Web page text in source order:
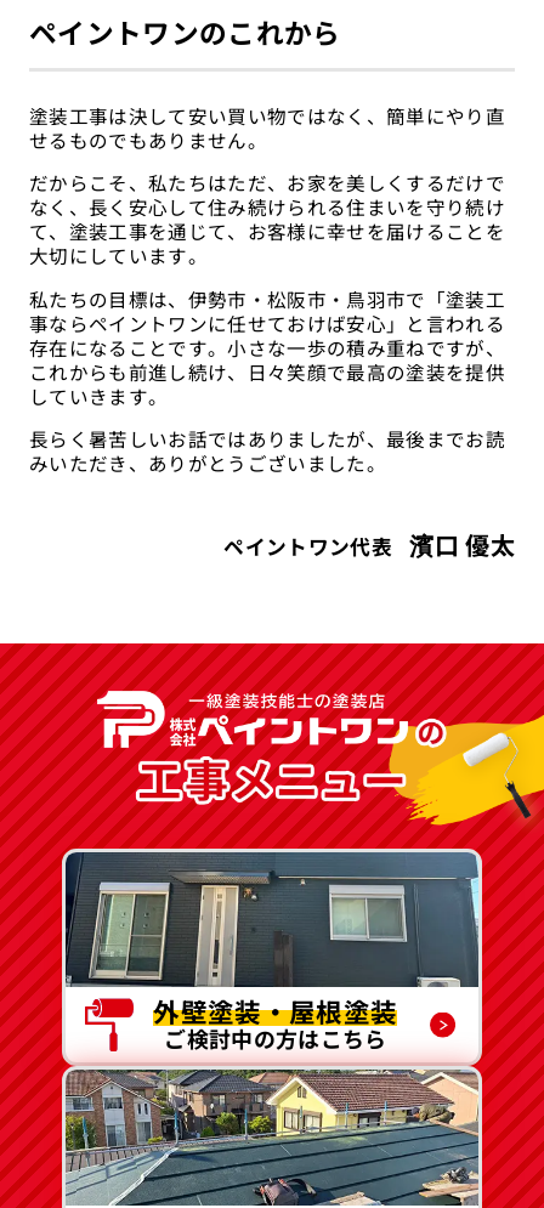
ペイントワンのこれから
塗装工事は決して安い買い物ではなく、簡単にやり直
せるものでもありません。
だからこそ、私たちはただ、お家を美しくするだけで
なく、長く安心して住み続けられる住まいを守り続け
て、塗装工事を通じて、お客様に幸せを届けることを
大切にしています。
私たちの目標は、伊勢市・松阪市・鳥羽市で「塗装工
事ならペイントワンに任せておけば安心」と言われる
存在になることです。小さな一歩の積み重ねですが、
これからも前進し続け、日々笑顔で最高の塗装を提供
していきます。
長らく暑苦しいお話ではありましたが、最後までお読
みいただき、ありがとうございました。
ペイントワン代表 濱口 優太
外壁塗装・屋根塗装
ご検討中の方はこちら